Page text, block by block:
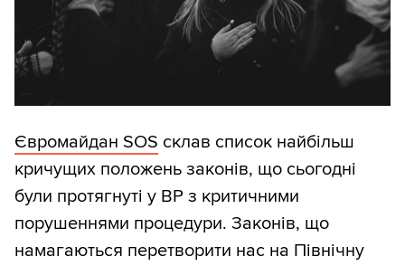
Євромайдан SOS склав список найбільш
кричущих положень законів, що сьогодні
були протягнуті у ВР з критичними
порушеннями процедури. Законів, що
намагаються перетворити нас на Північну